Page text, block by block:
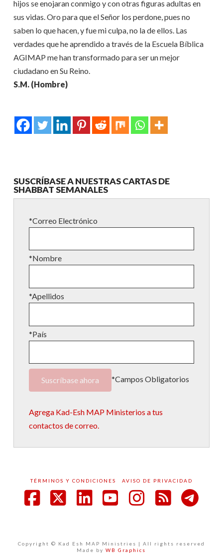
hijos se enojaran conmigo y con otras figuras adultas en
sus vidas. Oro para que el Señor los perdone, pues no
saben lo que hacen, y fue mi culpa, no la de ellos. Las
verdades que he aprendido a través de la Escuela Bíblica
AGIMAP me han transformado para ser un mejor
ciudadano en Su Reino.
S.M. (Hombre)
SUSCRÍBASE A NUESTRAS CARTAS DE
SHABBAT SEMANALES
*Correo Electrónico
*Nombre
*Apellidos
*País
*Campos Obligatorios
Agrega Kad-Esh MAP Ministerios a tus
contactos de correo.
TÉRMINOS Y CONDICIONES AVISO DE PRIVACIDAD
Copyright © Kad Esh MAP Ministries | All rights reserved
Made byWB Graphics